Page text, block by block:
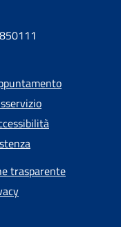
trasparente